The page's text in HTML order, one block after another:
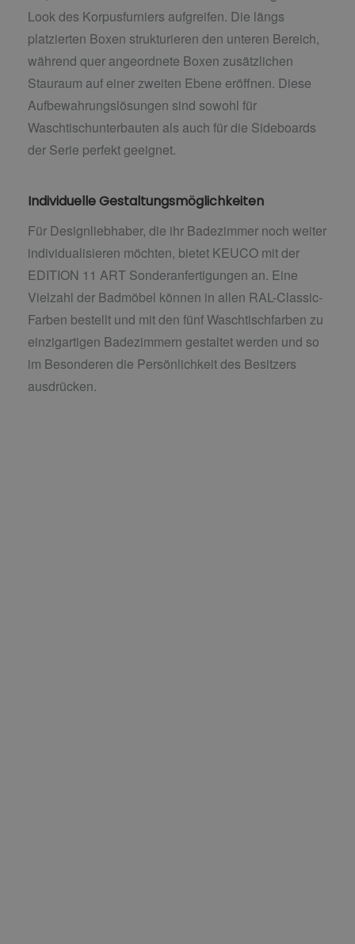
Look des Korpusfurniers aufgreifen. Die längs
platzierten Boxen strukturieren den unteren Bereich,
während quer angeordnete Boxen zusätzlichen
Stauraum auf einer zweiten Ebene eröffnen. Diese
Aufbewahrungslösungen sind sowohl für
Waschtischunterbauten als auch für die Sideboards
der Serie perfekt geeignet.
Individuelle Gestaltungsmöglichkeiten
Für Designliebhaber, die ihr Badezimmer noch weiter
individualisieren möchten, bietet KEUCO mit der
EDITION 11 ART Sonderanfertigungen an. Eine
Vielzahl der Badmöbel können in allen RAL-Classic-
Farben bestellt und mit den fünf Waschtischfarben zu
einzigartigen Badezimmern gestaltet werden und so
im Besonderen die Persönlichkeit des Besitzers
ausdrücken.